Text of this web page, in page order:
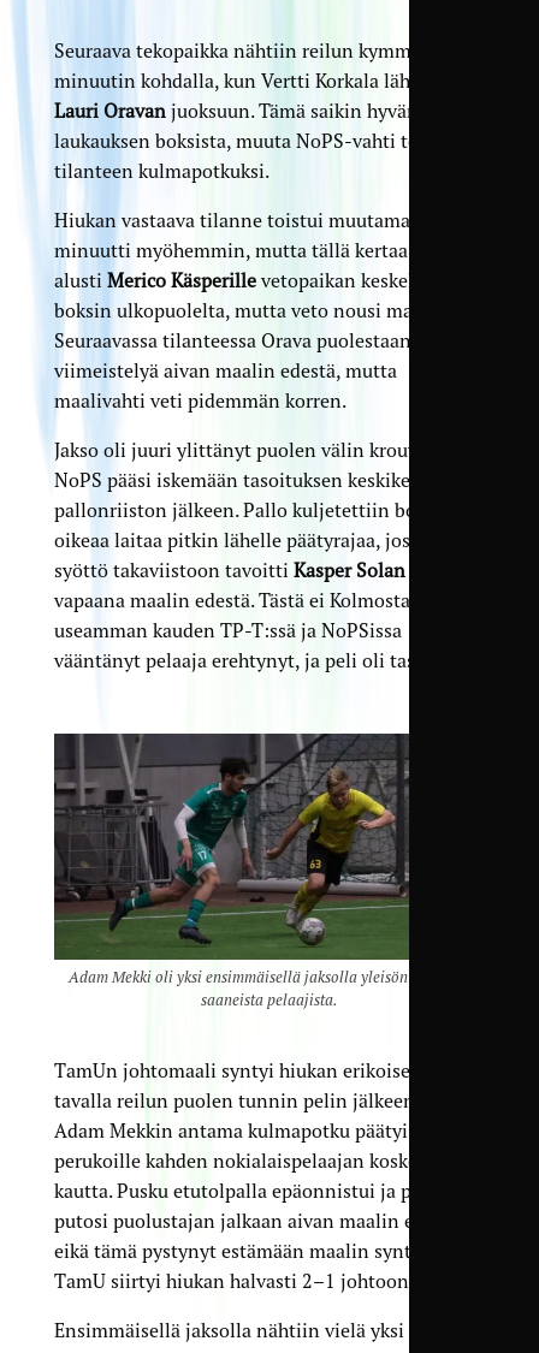
Seuraava tekopaikka nähtiin reilun kymmenen
minuutin kohdalla, kun Vertti Korkala lähetti
Lauri Oravanjuoksuun. Tämä saikin hyvän
laukauksen boksista, muuta NoPS-vahti torjui
tilanteen kulmapotkuksi.
Hiukan vastaava tilanne toistui muutama
minuutti myöhemmin, mutta tällä kertaa Orava
alusti Merico Käsperillevetopaikan keskeltä juuri
boksin ulkopuolelta, mutta veto nousi maalin yli.
Seuraavassa tilanteessa Orava puolestaan yritti
viimeistelyä aivan maalin edestä, mutta
maalivahti veti pidemmän korren.
Jakso oli juuri ylittänyt puolen välin krouvin, kun
NoPS pääsi iskemään tasoituksen keskikentän
pallonriiston jälkeen. Pallo kuljetettiin boksiin
oikeaa laitaa pitkin lähelle päätyrajaa, josta
syöttö takaviistoon tavoitti Kasper Solantäysin
vapaana maalin edestä. Tästä ei Kolmosta jo
useamman kauden TP-T:ssä ja NoPSissa
vääntänyt pelaaja erehtynyt, ja peli oli tasan 1–1.
Adam Mekki oli yksi ensimmäisellä jaksolla yleisön huomion
saaneista pelaajista.
TamUn johtomaali syntyi hiukan erikoisella
tavalla reilun puolen tunnin pelin jälkeen, kun
Adam Mekkin antama kulmapotku päätyi verkon
perukoille kahden nokialaispelaajan kosketuksen
kautta. Pusku etutolpalla epäonnistui ja pallo
putosi puolustajan jalkaan aivan maalin edessä,
eikä tämä pystynyt estämään maalin syntyä.
TamU siirtyi hiukan halvasti 2–1 johtoon.
Ensimmäisellä jaksolla nähtiin vielä yksi